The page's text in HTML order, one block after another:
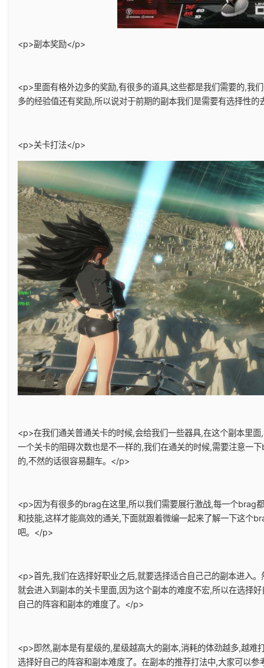
<p>副本奖励</p>
<p>里面有格外边多的奖励,有很多的道具,这些都是我们需要的,我
多的经验值还有奖励,所以说对于前期的副本我们是需要有选择性的
<p>关卡打法</p>
<p>在我们通关普通关卡的时候,会给我们一些器具,在这个副本里
一个关卡的阻碍次数也是不一样的,我们在通关的时候,需要注意一
的,不然的话很容易翻车。</p>
<p>因为有很多的brag在这里,所以我们需要展行激战,每一个brag
和技能,这样才能高效的通关,下面就跟着微编一起来了解一下这个
吧。</p>
<p>首先,我们在选择好职业之后,就要选择适合自己己的副本进入
就会进入到副本的关卡里面,因为这个副本的难度不宏,所以在选择
自己的阵容和副本的难度了。</p>
<p>即然,副本是有星级的,星级越高大的副本,消耗的体劲越多,越难
选择好自己的阵容和副本难度了。在副本的推荐打法中,大家可以参